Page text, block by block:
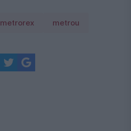
metrorex metrou